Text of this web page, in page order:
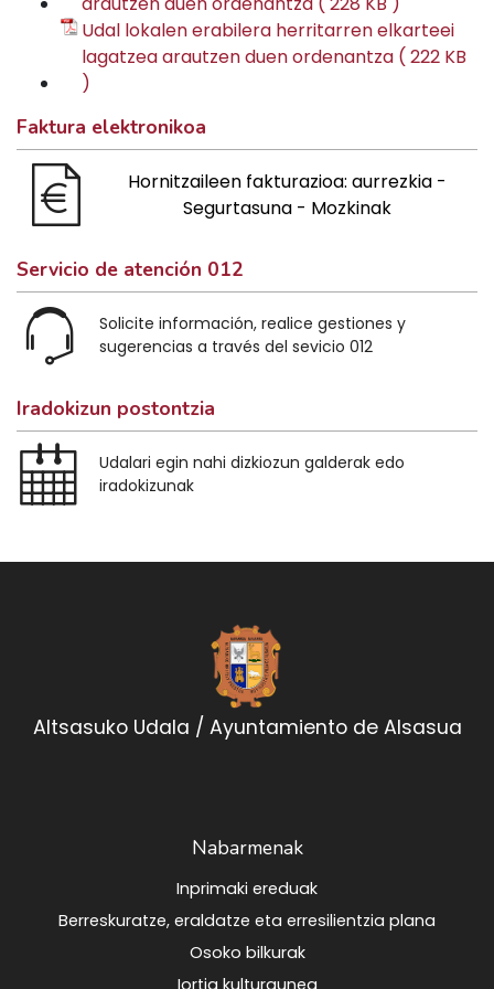
Udal lokalen erabilera herritarren elkarteei
lagatzea arautzen duen ordenantza ( 222 KB
)
Faktura elektronikoa
Hornitzaileen fakturazioa: aurrezkia -
Segurtasuna - Mozkinak
Servicio de atención 012
Solicite información, realice gestiones y
sugerencias a través del sevicio 012
Iradokizun postontzia
Udalari egin nahi dizkiozun galderak edo
iradokizunak
Altsasuko Udala / Ayuntamiento de Alsasua
Nabarmenak
Inprimaki ereduak
Berreskuratze, eraldatze eta erresilientzia plana
Osoko bilkurak
Iortia kulturgunea